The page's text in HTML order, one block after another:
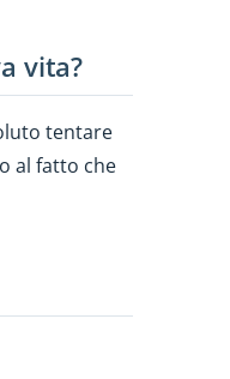
vita?
tentare
al fatto che